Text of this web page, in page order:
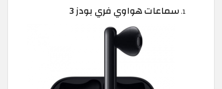
سماعات هواوي فري بودز 3